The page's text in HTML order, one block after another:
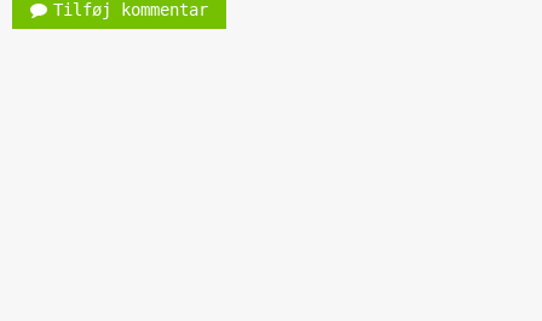
Tilføj kommentar